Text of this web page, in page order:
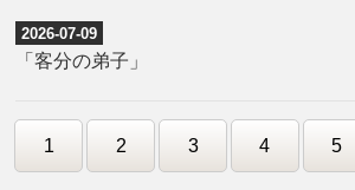
2026-07-09
​「客分の弟子」
1 2 3 4 5